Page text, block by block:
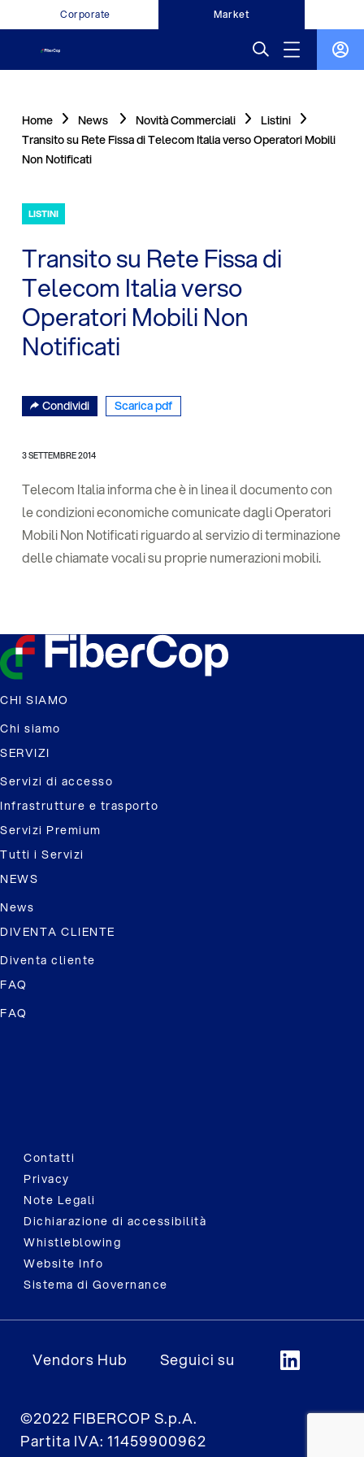
Corporate Market
Home News Novità Commerciali
Listini
Transito su Rete Fissa di Telecom Italia verso Operatori Mobili
Non Notificati
LISTINI
Transito su Rete Fissa di
Telecom Italia verso
Operatori Mobili Non
Notificati
Condividi Scarica pdf
3 SETTEMBRE 2014
Telecom Italia informa che è in linea il documento con
le condizioni economiche comunicate dagli Operatori
Mobili Non Notificati riguardo al servizio di terminazione
delle chiamate vocali su proprie numerazioni mobili.
CHI SIAMO
Chi siamo
SERVIZI
Servizi di accesso
Infrastrutture e trasporto
Servizi Premium
Tutti i Servizi
NEWS
News
DIVENTA CLIENTE
Diventa cliente
FAQ
FAQ
Contatti
Privacy
Note Legali
Dichiarazione di accessibilità
Whistleblowing
Website Info
Sistema di Governance
Vendors Hub Seguici su
©2022 FIBERCOP S.p.A.
Partita IVA: 11459900962